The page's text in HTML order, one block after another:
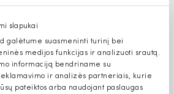
slapukai
galėtume suasmeninti turinį bei
medijos funkcijas ir analizuoti srautą.
informaciją bendriname su
ir analizės partneriais, kurie
pateiktos arba naudojant paslaugas